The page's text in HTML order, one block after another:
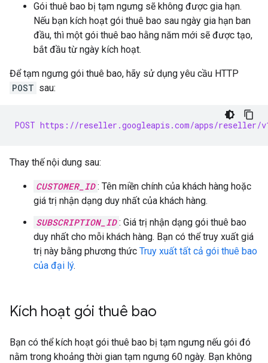
Gói thuê bao bị tạm ngưng sẽ không được gia hạn.
Nếu bạn kích hoạt gói thuê bao sau ngày gia hạn ban
đầu, thì một gói thuê bao hằng năm mới sẽ được tạo,
bắt đầu từ ngày kích hoạt.
Để tạm ngưng gói thuê bao, hãy sử dụng yêu cầu HTTP
POST sau:
POST https://reseller.googleapis.com/apps/reseller/
Thay thế nội dung sau:
CUSTOMER_ID : Tên miền chính của khách hàng hoặc
giá trị nhận dạng duy nhất của khách hàng.
SUBSCRIPTION_ID : Giá trị nhận dạng gói thuê bao
duy nhất cho mỗi khách hàng. Bạn có thể truy xuất giá
trị này bằng phương thức Truy xuất tất cả gói thuê bao
của đại lý.
Kích hoạt gói thuê bao
Bạn có thể kích hoạt gói thuê bao bị tạm ngưng nếu gói đó
nằm trong khoảng thời gian tạm ngưng 60 ngày. Bạn không